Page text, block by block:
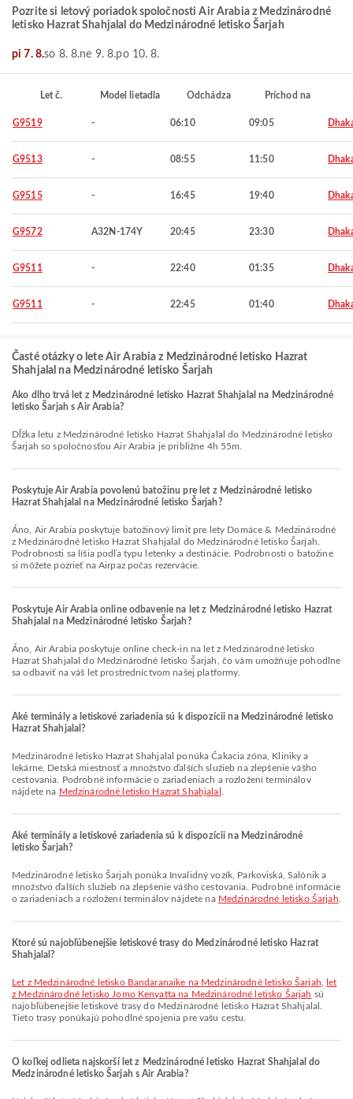
Pozrite si letový poriadok spoločnosti Air Arabia z Medzinárodné
letisko Hazrat Shahjalal do Medzinárodné letisko Šarjah
pi 7. 8.so 8. 8.ne 9. 8.po 10. 8.
Let č. Model lietadla Odchádza Príchod na
G9519 - 06:10 09:05
G9513 - 08:55 11:50
G9515 - 16:45 19:40
G9572 A32N-174Y 20:45 23:30
G9511 - 22:40 01:35
G9511 - 22:45 01:40
Časté otázky o lete Air Arabia z Medzinárodné letisko Hazrat
Shahjalal na Medzinárodné letisko Šarjah
Ako dlho trvá let z Medzinárodné letisko Hazrat Shahjalal na Medzinárodné
letisko Šarjah s Air Arabia?
Dĺžka letu z Medzinárodné letisko Hazrat Shahjalal do Medzinárodné letisko
Šarjah so spoločnosťou Air Arabia je približne 4h 55m.
Poskytuje Air Arabia povolenú batožinu pre let z Medzinárodné letisko
Hazrat Shahjalal na Medzinárodné letisko Šarjah?
Áno, Air Arabia poskytuje batožinový limit pre lety Domáce & Medzinárodné
z Medzinárodné letisko Hazrat Shahjalal do Medzinárodné letisko Šarjah.
Podrobnosti sa líšia podľa typu letenky a destinácie. Podrobnosti o batožine
si môžete pozrieť na Airpaz počas rezervácie.
Poskytuje Air Arabia online odbavenie na let z Medzinárodné letisko Hazrat
Shahjalal na Medzinárodné letisko Šarjah?
Áno, Air Arabia poskytuje online check-in na let z Medzinárodné letisko
Hazrat Shahjalal do Medzinárodné letisko Šarjah, čo vám umožňuje pohodlne
sa odbaviť na váš let prostredníctvom našej platformy.
Aké terminály a letiskové zariadenia sú k dispozícii na Medzinárodné letisko
Hazrat Shahjalal?
Medzinárodné letisko Hazrat Shahjalal ponúka Čakacia zóna, Kliniky a
lekárne, Detská miestnosť a množstvo ďalších služieb na zlepšenie vášho
cestovania. Podrobné informácie o zariadeniach a rozložení terminálov
nájdete na Medzinárodné letisko Hazrat Shahjalal
Aké terminály a letiskové zariadenia sú k dispozícii na Medzinárodné
letisko Šarjah?
Medzinárodné letisko Šarjah ponúka Invalidný vozík, Parkoviská, Salónik a
množstvo ďalších služieb na zlepšenie vášho cestovania. Podrobné informácie
o zariadeniach a rozložení terminálov nájdete na Medzinárodné letisko Šarjah
Ktoré sú najobľúbenejšie letiskové trasy do Medzinárodné letisko Hazrat
Shahjalal?
let z Medzinárodné letisko Bandaranaike na Medzinárodné letisko Šarjah
let
z Medzinárodné letisko Jomo Kenyatta na Medzinárodné letisko Šarjah sú
najobľúbenejšie letiskové trasy do Medzinárodné letisko Hazrat Shahjalal.
Tieto trasy ponúkajú pohodlné spojenia pre vašu cestu.
O koľkej odlieta najskorší let z Medzinárodné letisko Hazrat Shahjalal do
Medzinárodné letisko Šarjah s Air Arabia?